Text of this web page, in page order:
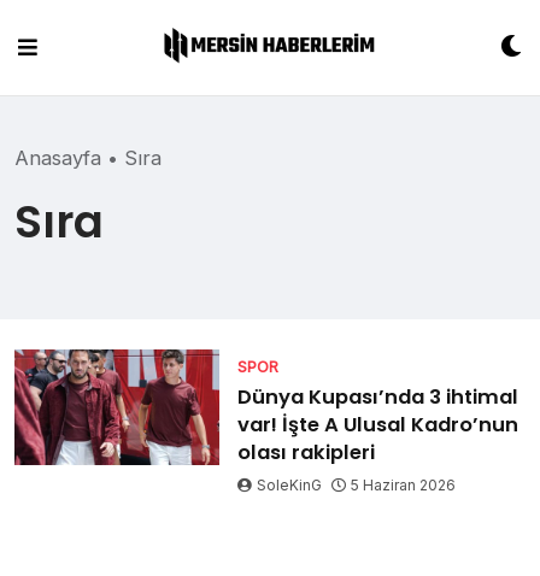
content
Anasayfa • Sıra
Sıra
SPOR
Dünya Kupası’nda 3 ihtimal
var! İşte A Ulusal Kadro’nun
olası rakipleri
SoleKinG 5 Haziran 2026